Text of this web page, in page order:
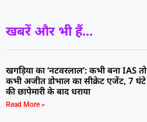
खबरें और भी हैं...
खगड़िया का ‘नटवरलाल’: कभी बना IAS तो
कभी अजीत डोभाल का सीक्रेट एजेंट, 7 घंटे
की छापेमारी के बाद धराया
Read More »